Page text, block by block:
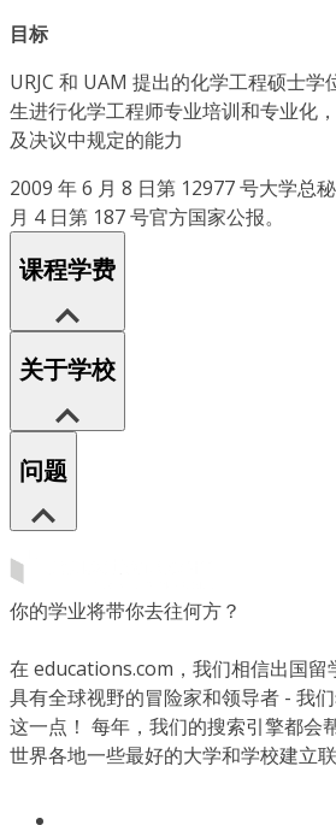
目标
URJC 和 UAM 提出的化学工程硕士
生进行化学工程师专业培训和专业化
及决议中规定的能力
2009 年 6 月 8 日第 12977 号大学总
月 4 日第 187 号官方国家公报。
课程学费
关于学校
问题
你的学业将带你去往何方？
在 educations.com，我们相信出国留
具有全球视野的冒险家和领导者 - 我
这一点！ 每年，我们的搜索引擎都会
世界各地一些最好的大学和学校建立联